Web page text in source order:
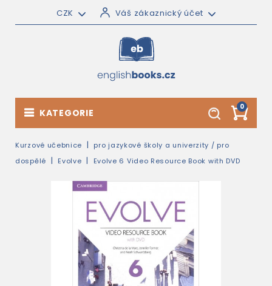
CZK Váš zákaznický účet
0
KATEGORIE
Kurzové učebnice
pro jazykové školy a univerzity / pro
dospělé
Evolve Evolve 6 Video Resource Book with DVD